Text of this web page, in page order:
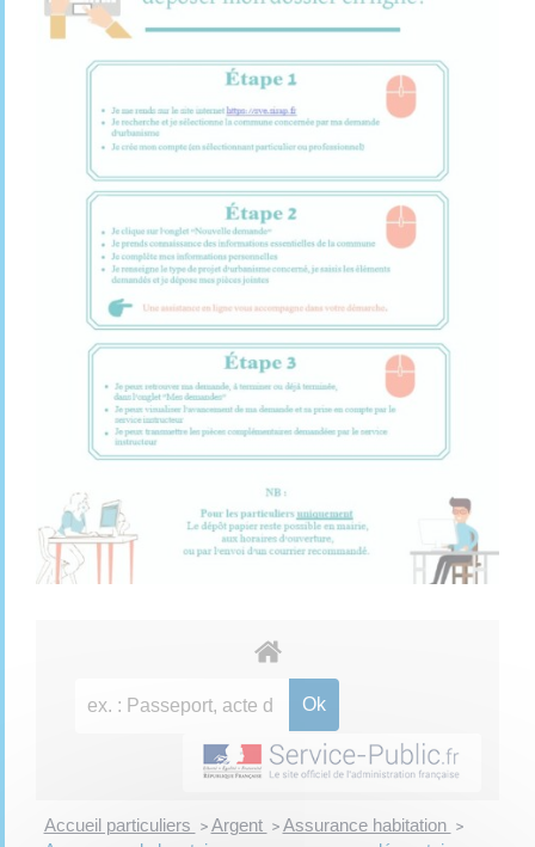
Accueil particuliers > Argent > Assurance habitation >